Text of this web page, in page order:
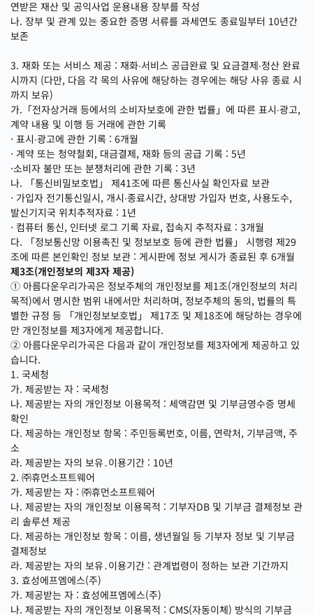
연받은 재산 및 공익사업 운용내용 장부를 작성
나. 장부 및 관계 있는 중요한 증명 서류를 과세연도 종료일부터 10년간
보존
3. 재화 또는 서비스 제공 : 재화∙서비스 공급완료 및 요금결제∙정산 완료
시까지 (다만, 다음 각 목의 사유에 해당하는 경우에는 해당 사유 종료 시
까지 보유)
가.「전자상거래 등에서의 소비자보호에 관한 법률」에 따른 표시∙광고,
계약 내용 및 이행 등 거래에 관한 기록
· 표시∙광고에 관한 기록 : 6개월
· 계약 또는 청약철회, 대금결제, 재화 등의 공급 기록 : 5년
·소비자 불만 또는 분쟁처리에 관한 기록 : 3년
나. 「통신비밀보호법」 제41조에 따른 통신사실 확인자료 보관
· 가입자 전기통신일시, 개시∙종료시간, 상대방 가입자 번호, 사용도수,
발신기지국 위치추적자료 : 1년
· 컴퓨터 통신, 인터넷 로그 기록 자료, 접속지 추적자료 : 3개월
다. 「정보통신망 이용촉진 및 정보보호 등에 관한 법률」 시행령 제29
조에 따른 본인확인 정보 보관 : 게시판에 정보 게시가 종료된 후 6개월
제3조(개인정보의 제3자 제공)
① 아름다운우리가곡은 정보주체의 개인정보를 제1조(개인정보의 처리
목적)에서 명시한 범위 내에서만 처리하며, 정보주체의 동의, 법률의 특
별한 규정 등 「개인정보보호법」 제17조 및 제18조에 해당하는 경우에
만 개인정보를 제3자에게 제공합니다.
② 아름다운우리가곡은 다음과 같이 개인정보를 제3자에게 제공하고 있
습니다.
1. 국세청
가. 제공받는 자 : 국세청
나. 제공받는 자의 개인정보 이용목적 : 세액감면 및 기부금영수증 명세
확인
다. 제공하는 개인정보 항목 : 주민등록번호, 이름, 연락처, 기부금액, 주
소
라. 제공받는 자의 보유․이용기간 : 10년
2. ㈜휴먼소프트웨어
가. 제공받는 자 : ㈜휴먼소프트웨어
나. 제공받는 자의 개인정보 이용목적 : 기부자DB 및 기부금 결제정보 관
리 솔루션 제공
다. 제공하는 개인정보 항목 : 이름, 생년월일 등 기부자 정보 및 기부금
결제정보
라. 제공받는 자의 보유․이용기간 : 관계법령이 정하는 보관 기간까지
3. 효성에프엠에스(주)
가. 제공받는 자 : 효성에프엠에스(주)
나. 제공받는 자의 개인정보 이용목적 : CMS(자동이체) 방식의 기부금